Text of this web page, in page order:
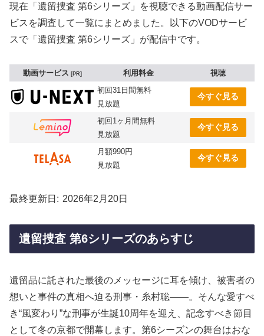
現在「遺留捜査 第6シリーズ」を視聴できる動画配信サー
ビスを調査して一覧にまとめました。以下のVODサービ
スで「遺留捜査 第6シリーズ」が配信中です。
動画サービス PR 利用料金
視聴
初回31日間無料
見放題
今すぐ見る
初回1ヶ月間無料
見放題
今すぐ見る
月額990円
見放題
今すぐ見る
最終更新日 2026年2月20日
遺留捜査 第6シリーズのあらすじ
遺留品に託された最後のメッセージに耳を傾け、被害者の
想いと事件の真相へ迫る刑事・糸村聡――。そんな愛すべ
き“風変わり”な刑事が生誕10周年を迎え、記念すべき節目
として冬の京都で開幕します。第6シーズンの舞台はおな